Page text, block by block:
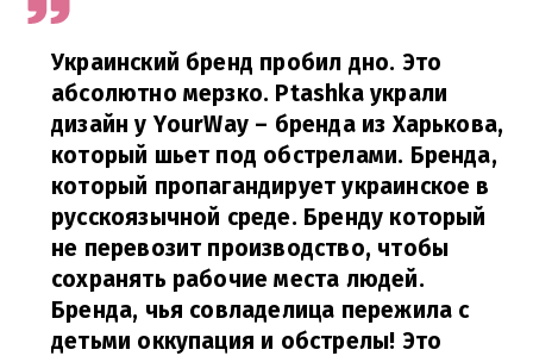
Украинский бренд пробил дно. Это
абсолютно мерзко. Ptashka украли
дизайн у YourWay – бренда из Харькова,
который шьет под обстрелами. Бренда,
который пропагандирует украинское в
русскоязычной среде. Бренду который
не перевозит производство, чтобы
сохранять рабочие места людей.
Бренда, чья совладелица пережила с
детьми оккупация и обстрелы! Это